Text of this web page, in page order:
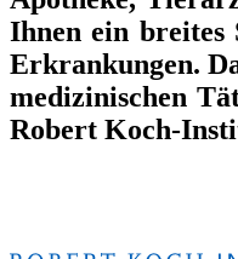
Ihnen ein breites
Erkrankungen.
medizinischen
Robert Koch-